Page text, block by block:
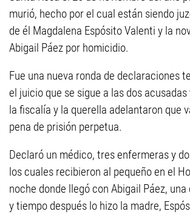
murió, hecho por el cual están siendo
de él Magdalena Espósito Valenti y la
Abigail Páez por homicidio.
Fue una nueva ronda de declaraciones
el juicio que se sigue a las dos
la fiscalía y la querella adelantaron que
pena de prisión perpetua.
Declaró un médico, tres enfermeras y
los cuales recibieron al pequeño en el
noche donde llegó con Abigail Páez,
y tiempo después lo hizo la madre,